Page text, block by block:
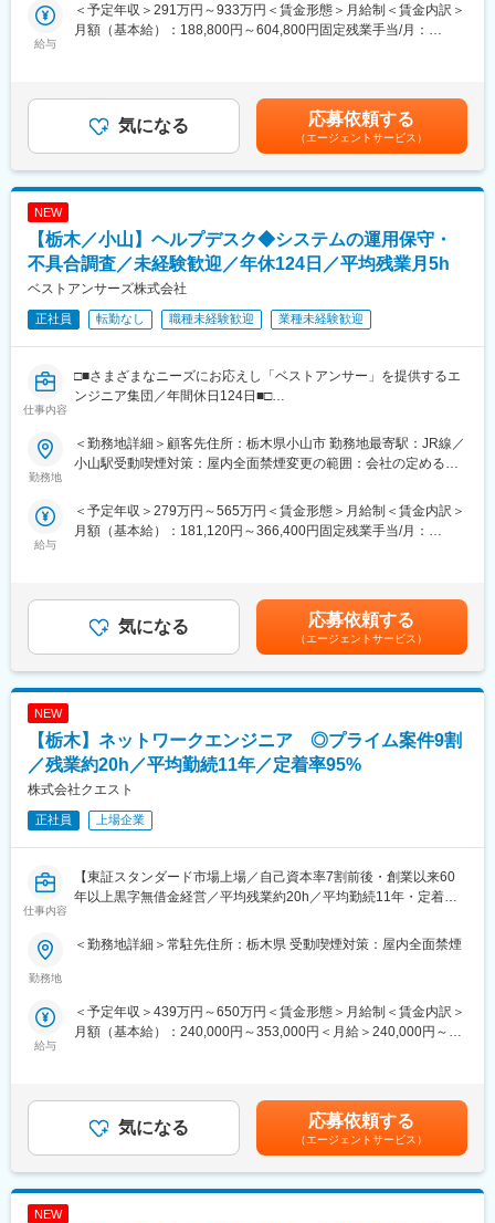
＜スキルアップ＞
資格取得のためのサポートがございます。
加えて、会社全体で助け合い社員を育成する文化がございます。
また、挑戦したい分野やプロジェクトなどの相談なども可能で
ーからの高い評価を得ています。
また、個人のやる気を尊重し、働きやすい環境作りを行っていま
す。
変更の範囲：会社の定める業務
◇ＳＴ言語による制御プログラム開発
◇装置立ち上げ作業（デバッグ）
※案件によって、出張が発生する場合もあります。
■当社の魅力：
【働きやすさ】
バランスを保ちながら勤務いただけます。働きやすい環境づくり
す。
＜スキルアップ＞
資格取得のためのサポートがございます。
る気や成長意欲、会社やチームへの貢献といった定性面をきちん
と評価する文化です。
す。
■当社の特徴：
上場企業からの生産管理システムの受託開発をメインに、ユーザ
変更の範囲：会社の定める業務
給与
＜予定年収＞291万円～933万円＜賃金形態＞月給制＜賃金内訳＞
月額（基本給）：188,800円～604,800円固定残業手当/月：
収：2,914,600円～9,336,600円■賞与：年2回（前年度実績）■賞
与金額：450,000円～1,200,000円（前年度実績）■昇給：あり
（前年度実績）■昇給金額 1月あたり：7,000円～30,000円（前年
度実績）賃金はあくまでも目安の金額であり、選考を通じて上下
する可能性があります。月給(月額)は固定手当を含めた表記です。
気になる 応募依頼する
（エージェントサービス）
NEW
【栃木／小山】ヘルプデスク◆システムの運用保守・
不具合調査／未経験歓迎／年休124日／平均残業月5h
ベストアンサーズ株式会社
正社員 転勤なし 職種未経験歓迎 業種未経験歓迎
仕事内容
□■さまざまなニーズにお応えし「ベストアンサー」を提供するエ
ンジニア集団／年間休日124日■□
■業務概要：
ヘルプデスクとして、顧客先（小山駅徒歩5分）にて常駐勤務いた
■業務内容：
・顧客での常駐作業（小山駅徒歩5分）
■業務補足：
・常駐先は現時点では固定されております。基本的に勤務先は常
駐先になります。
・常駐先には現在社員が3名（20代～30代※男性のみ）が常駐して
・突発的な休日対応は基本ありません。ローテーションを組んで
常駐している為、社員が不在にしていることはありません。
・極稀に出張が発生する場合もあります。
■入社後：
入社後はまず本社にて1～2か月程度研修があります。その後現場
心ください。
通株式会社・本田技研工業株式会社など業界問わず、様々な企業
■当社の魅力
・働きやすさ：
・やる気を評価し育成する文化：
キャリアアップの際に年次や経験だけを評価するのではなく、ご
自身のやる気や成長意欲、会社やチームへの貢献といった定性面
をきちんと評価する文化です。加えて会社全体で助け合い社員を
育成する文化がございます。
勤務地
＜勤務地詳細＞顧客先住所：栃木県小山市 勤務地最寄駅：JR線／
小山駅受動喫煙対策：屋内全面禁煙変更の範囲：会社の定める事
給与
＜予定年収＞279万円～565万円＜賃金形態＞月給制＜賃金内訳＞
月額（基本給）：181,120円～366,400円固定残業手当/月：
他固定手当：変則勤務手当：17,000円～30,000円／月■年収：
2,796,040円～5,656,300円■賞与（前年度実績）：年2回■賞与金
額：450,000 円 ～ 1,200,000 円（前年度実績）賃金はあくまでも
目安の金額であり、選考を通じて上下する可能性があります。月
給(月額)は固定手当を含めた表記です。
気になる 応募依頼する
（エージェントサービス）
NEW
【栃木】ネットワークエンジニア ◎プライム案件9割
／残業約20h／平均勤続11年／定着率95%
株式会社クエスト
正社員 上場企業
仕事内容
【東証スタンダード市場上場／自己資本率7割前後・創業以来60
年以上黒字無借金経営／平均残業約20h／平均勤続11年・定着率
すのでこれまでのご経験や志向性を踏まえて業務をお任せしたい
と考えております
・ネットワーク運用設計
■特徴
（1）同社ではアプリ、インフラ分野においてコンサル・要件定義
から運用保守まで一気通貫でソリューションを提供しています。
勤務地
＜勤務地詳細＞常駐先住所：栃木県 受動喫煙対策：屋内全面禁煙
給与
＜予定年収＞439万円～650万円＜賃金形態＞月給制＜賃金内訳＞
月額（基本給）：240,000円～353,000円＜月給＞240,000円～
よびベンダー系の資格取得に対し資格取得奨励一時金を支給賃金
はあくまでも目安の金額であり、選考を通じて上下する可能性が
あります。月給(月額)は固定手当を含めた表記です。
気になる 応募依頼する
（エージェントサービス）
NEW